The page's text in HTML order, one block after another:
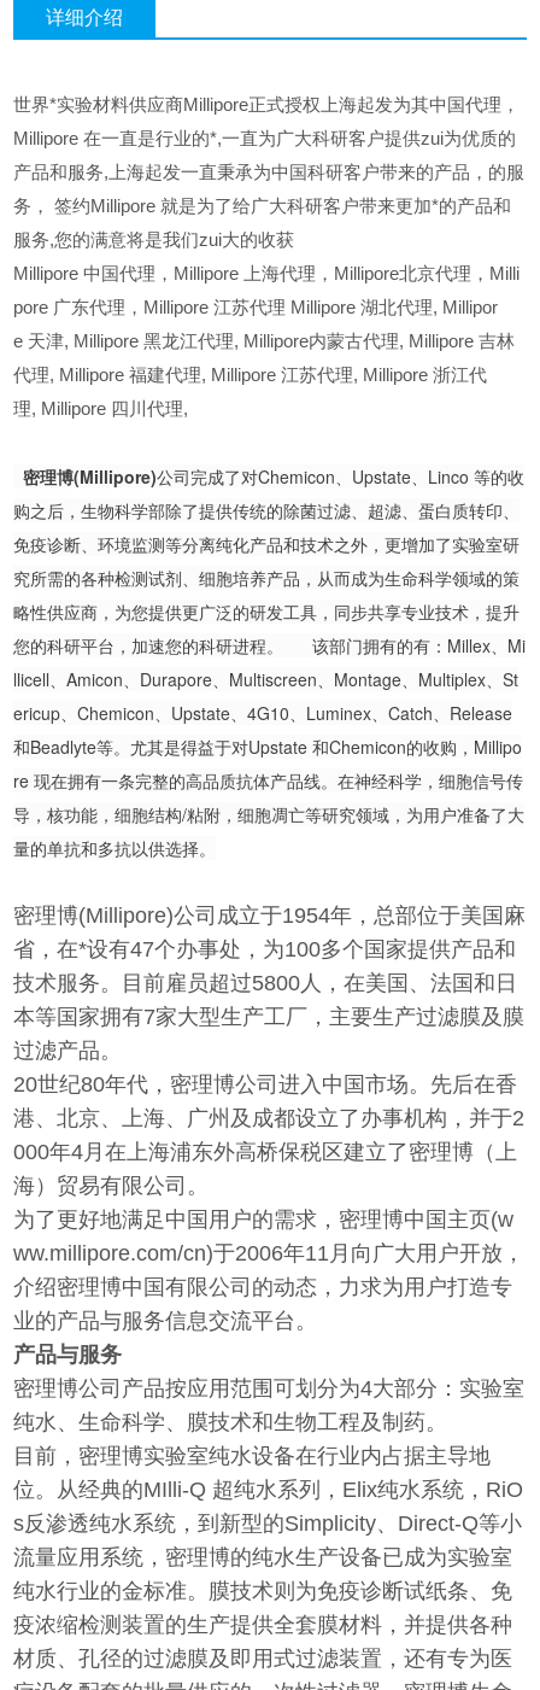
详细介绍
世界*实验材料供应商Millipore正式授权上海起发为其中国代理，
Millipore 在一直是行业的*,一直为广大科研客户提供zui为优质的
产品和服务,上海起发一直秉承为中国科研客户带来的产品，的服
务，
签约Millipore 就是为了给广大科研客户带来更加*的产品和
服务,您的满意将是我们zui大的收获
Millipore中国代理，Millipore 上海代理，Millipore北京代理，Milli
pore 广东代理，Millipore 江苏代理 Millipore 湖北代理, Millipor
e 天津, Millipore黑龙江代理, Millipore内蒙古代理, Millipore吉林
代理, Millipore福建代理, Millipore江苏代理, Millipore浙江代
理, Millipore 四川代理,
密理博(Millipore)公司完成了对Chemicon、Upstate、Linco 等的收
购之后，生物科学部除了提供传统的除菌过滤、超滤、蛋白质转印、
免疫诊断、环境监测等分离纯化产品和技术之外，更增加了实验室研
究所需的各种检测试剂、细胞培养产品，从而成为生命科学领域的策
略性供应商，为您提供更广泛的研发工具，同步共享专业技术，提升
您的科研平台，加速您的科研进程。 该部门拥有的有：Millex、Mi
llicell、Amicon、Durapore、Multiscreen、Montage、Multiplex、St
ericup、Chemicon、Upstate、4G10、Luminex、Catch、Release
和Beadlyte等。尤其是得益于对Upstate 和Chemicon的收购，Millipo
re 现在拥有一条完整的高品质抗体产品线。在神经科学，细胞信号传
导，核功能，细胞结构/粘附，细胞凋亡等研究领域，为用户准备了大
量的单抗和多抗以供选择。
密理博(Millipore)公司成立于1954年，总部位于美国麻
省，在*设有47个办事处，为100多个国家提供产品和
技术服务。目前雇员超过5800人，在美国、法国和日
本等国家拥有7家大型生产工厂，主要生产过滤膜及膜
过滤产品。
20世纪80年代，密理博公司进入中国市场。先后在香
港、北京、上海、广州及成都设立了办事机构，并于2
000年4月在上海浦东外高桥保税区建立了密理博（上
海）贸易有限公司。
为了更好地满足中国用户的需求，密理博中国主页(w
ww.millipore.com/cn)于2006年11月向广大用户开放，
介绍密理博中国有限公司的动态，力求为用户打造专
业的产品与服务信息交流平台。
产品与服务
密理博公司产品按应用范围可划分为4大部分：实验室
纯水、生命科学、膜技术和生物工程及制药。
目前，密理博实验室纯水设备在行业内占据主导地
位。从经典的MIlli-Q 超纯水系列，Elix纯水系统，RiO
s反渗透纯水系统，到新型的Simplicity、Direct-Q等小
流量应用系统，密理博的纯水生产设备已成为实验室
纯水行业的金标准。膜技术则为免疫诊断试纸条、免
疫浓缩检测装置的生产提供全套膜材料，并提供各种
材质、孔径的过滤膜及即用式过滤装置，还有专为医